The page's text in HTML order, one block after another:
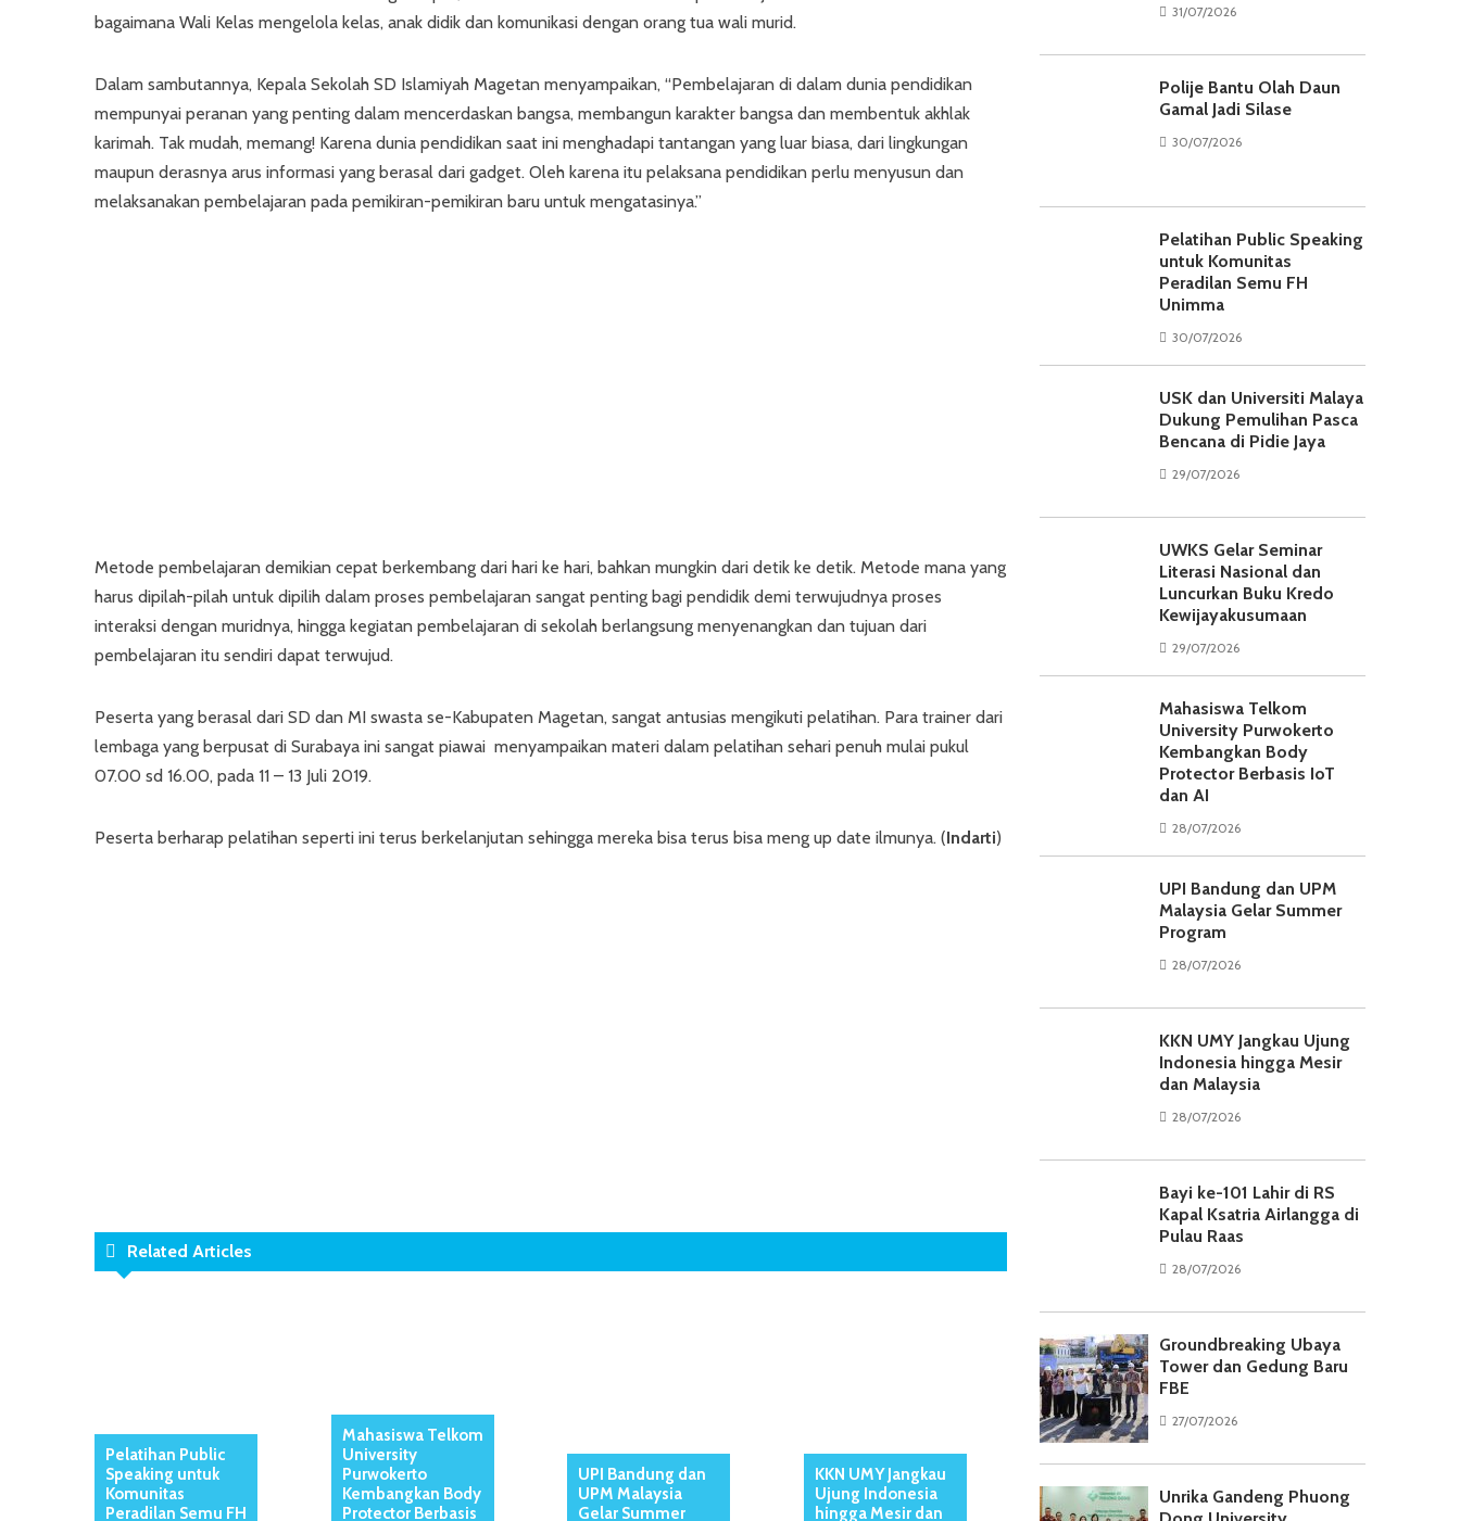
bagaimana Wali Kelas mengelola kelas, anak didik dan komunikasi dengan orang tua wali murid.
Dalam sambutannya, Kepala Sekolah SD Islamiyah Magetan menyampaikan, “Pembelajaran di dalam dunia pendidikan
mempunyai peranan yang penting dalam mencerdaskan bangsa, membangun karakter bangsa dan membentuk akhlak
karimah. Tak mudah, memang! Karena dunia pendidikan saat ini menghadapi tantangan yang luar biasa, dari lingkungan
maupun derasnya arus informasi yang berasal dari gadget. Oleh karena itu pelaksana pendidikan perlu menyusun dan
melaksanakan pembelajaran pada pemikiran-pemikiran baru untuk mengatasinya.”
Metode pembelajaran demikian cepat berkembang dari hari ke hari, bahkan mungkin dari detik ke detik. Metode mana yang
harus dipilah-pilah untuk dipilih dalam proses pembelajaran sangat penting bagi pendidik demi terwujudnya proses
interaksi dengan muridnya, hingga kegiatan pembelajaran di sekolah berlangsung menyenangkan dan tujuan dari
pembelajaran itu sendiri dapat terwujud.
Peserta yang berasal dari SD dan MI swasta se-Kabupaten Magetan, sangat antusias mengikuti pelatihan. Para trainer dari
lembaga yang berpusat di Surabaya ini sangat piawai menyampaikan materi dalam pelatihan sehari penuh mulai pukul
07.00 sd 16.00, pada 11 – 13 Juli 2019.
Peserta berharap pelatihan seperti ini terus berkelanjutan sehingga mereka bisa terus bisa meng up date ilmunya. (Indarti)
Related Articles
Pelatihan Public
Speaking untuk
Komunitas
Peradilan Semu FH
Mahasiswa Telkom
University
Purwokerto
Kembangkan Body
Protector Berbasis
UPI Bandung dan
UPM Malaysia
Gelar Summer
KKN UMY Jangkau
Ujung Indonesia
hingga Mesir dan
31/07/2026
Polije Bantu Olah Daun
Gamal Jadi Silase
30/07/2026
Pelatihan Public Speaking
untuk Komunitas
Peradilan Semu FH
Unimma
30/07/2026
USK dan Universiti Malaya
Dukung Pemulihan Pasca
Bencana di Pidie Jaya
29/07/2026
UWKS Gelar Seminar
Literasi Nasional dan
Luncurkan Buku Kredo
Kewijayakusumaan
29/07/2026
Mahasiswa Telkom
University Purwokerto
Kembangkan Body
Protector Berbasis IoT
dan AI
28/07/2026
UPI Bandung dan UPM
Malaysia Gelar Summer
Program
28/07/2026
KKN UMY Jangkau Ujung
Indonesia hingga Mesir
dan Malaysia
28/07/2026
Bayi ke-101 Lahir di RS
Kapal Ksatria Airlangga di
Pulau Raas
28/07/2026
Groundbreaking Ubaya
Tower dan Gedung Baru
FBE
27/07/2026
Unrika Gandeng Phuong